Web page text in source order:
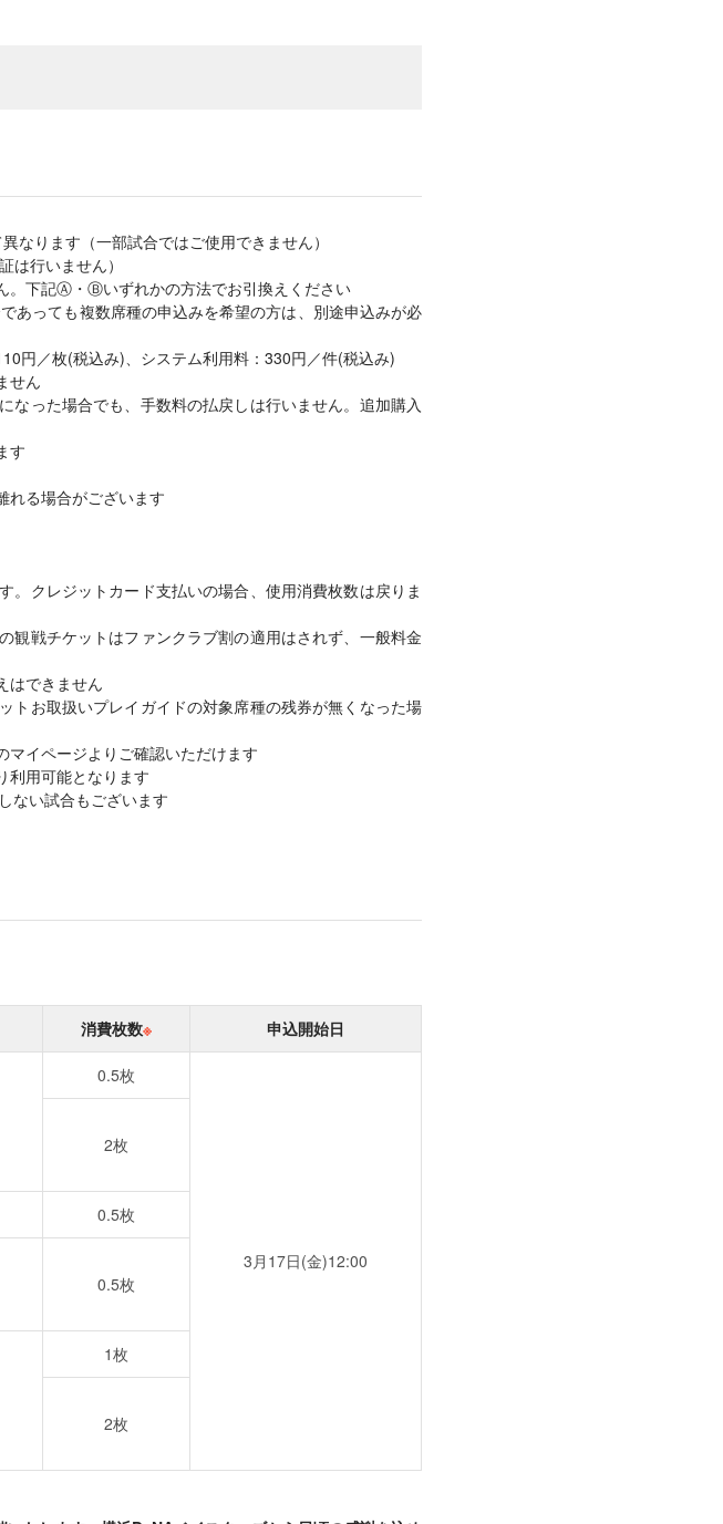
なります（一部試合ではご使用できません）
は行いません）
。下記Ⓐ・Ⓑいずれかの方法でお引換えください
あっても複数席種の申込みを希望の方は、別途申込みが必
円／枚(税込み)、システム利用料：330円／件(税込み)
せん
なった場合でも、手数料の払戻しは行いません。追加購入
す
れる場合がございます
。クレジットカード支払いの場合、使用消費枚数は戻りま
観戦チケットはファンクラブ割の適用はされず、一般料金
はできません
トお取扱いプレイガイドの対象席種の残券が無くなった場
イページよりご確認いただけます
利用可能となります
ない試合もございます
消費枚数※ 申込開始日
0.5枚
3月17日(金)12:00
2枚
0.5枚
0.5枚
1枚
2枚